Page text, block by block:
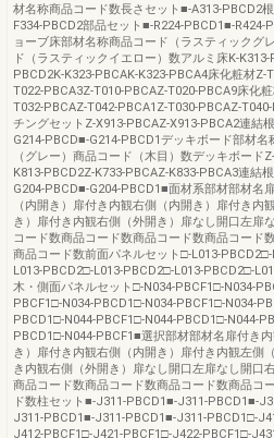
材名称商品コード数長さセット■-A313-PBCD2
F334-PBCD2部品セット■-R224-PBCD1■-R424-
ョーブ床部材名称商品コード（ラスティックグ
ド（ラスティックイエロー）数アルミ床K-K313-
PBCD2K-K323-PBCAK-K323-PBCA4床化粧材Z-
T022-PBCA3Z-T010-PBCAZ-T020-PBCA9床化
T032-PBCAZ-T042-PBCA1Z-T030-PBCAZ-
チングセットZ-X913-PBCAZ-X913-PBCA2連結
G214-PBCD■-G214-PBCD1デッキボード部材名
（グレー）商品コード（木目）数デッキボード
K813-PBCD2Z-K733-PBCAZ-K833-PBCA3連結
G204-PBCD■-G204-PBCD1■面材系部材部材名
（内開き）扉付き内観右側（内開き）扉付き内
き）扉付き内観右側（外開き）扉なし開口左扉
コード数商品コード数商品コード数商品コード
商品コード数前面パネルセット□-L013-
L013-PBCD2□-L013-PBCD2□-L013-PBCD2□-
木・側面パネルセット□-N034-PBCF1□-N034-
PBCF1□-N034-PBCD1□-N034-PBCF1□-N034-
PBCD1□-N044-PBCF1□-N044-PBCD1□-N044-
PBCD1□-N044-PBCF1■選択部材部材名扉付き
き）扉付き内観右側（内開き）扉付き内観左側
き内観右側（外開き）扉なし開口左扉なし開口
商品コード数商品コード数商品コード数商品コ
ド数柱セット■-J311-PBCD1■-J311-PBCD1■-
J311-PBCD1■-J311-PBCD1■-J311-PBCD1□-
J412-PBCF1□-J421-PBCF1□-J422-PBCF1□-